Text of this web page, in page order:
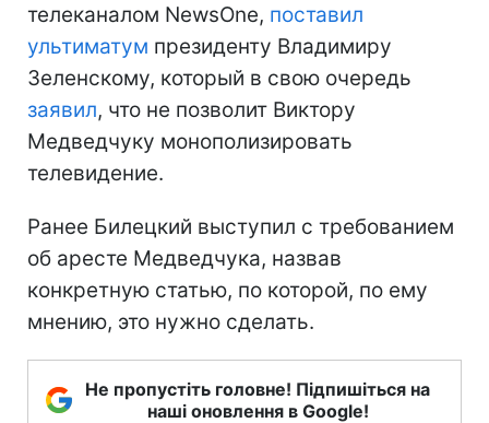
телеканалом NewsOne, поставил
ультиматум президенту Владимиру
Зеленскому, который в свою очередь
заявил, что не позволит Виктору
Медведчуку монополизировать
телевидение.
Ранее Билецкий выступил с требованием
об аресте Медведчука, назвав
конкретную статью, по которой, по ему
мнению, это нужно сделать.
Не пропустіть головне! Підпишіться на
наші оновлення в Google!